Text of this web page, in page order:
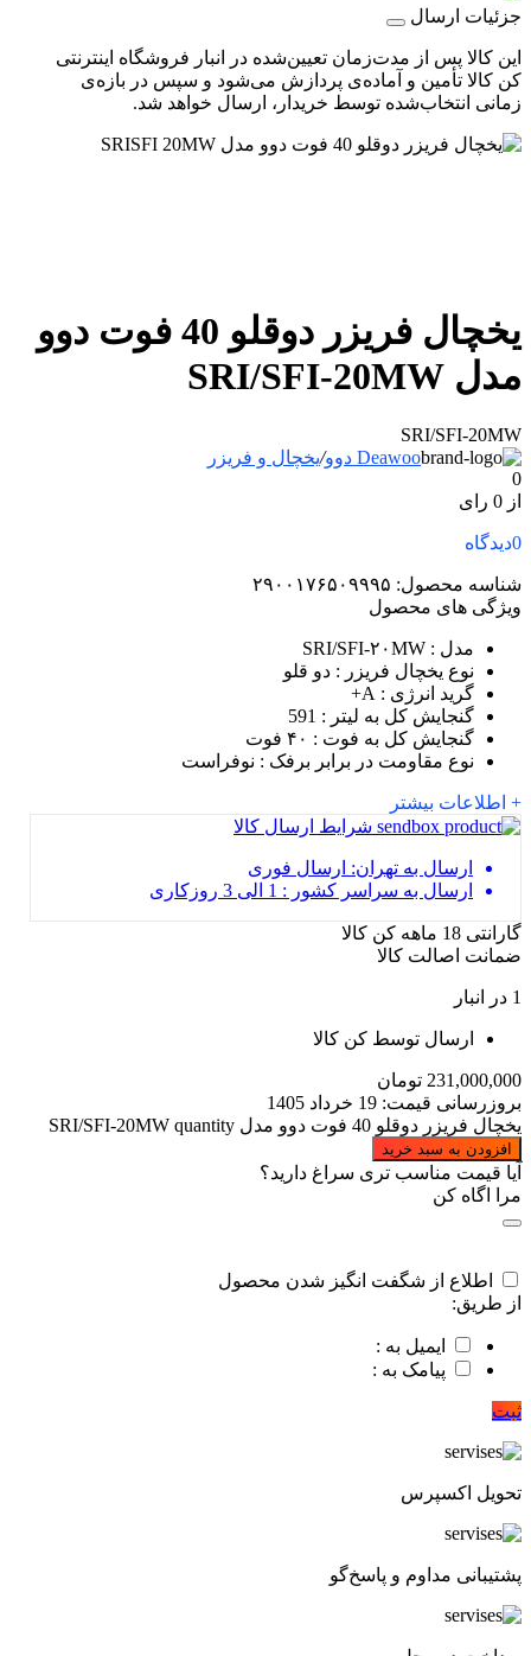
جزئیات ارسال
این کالا پس از مدت‌زمان تعیین‌شده در انبار فروشگاه اینترنتی
کن کالا تأمین و آماده‌ی پردازش می‌شود و سپس در بازه‌ی
زمانی انتخاب‌شده توسط خریدار، ارسال خواهد شد.
یخچال فریزر دوقلو 40 فوت دوو
مدل SRI/SFI-20MW
SRI/SFI-20MW
Deawoo دوو
/یخچال و فریزر
0
از 0 رای
0دیدگاه
شناسه محصول: ۲۹۰۰۱۷۶۵۰۹۹۹۵
ویژگی های محصول
مدل : SRI/SFI-۲۰MW
نوع یخچال فریزر : دو قلو
گرید انرژی : A+
گنجایش کل به لیتر : 591
گنجایش کل به فوت : ۴۰ فوت
نوع مقاومت در برابر برفک : نوفراست
+ اطلاعات بیشتر
شرایط ارسال کالا
ارسال به تهران: ارسال فوری
ارسال به سراسر کشور : 1 الی 3 روزکاری
گارانتی 18 ماهه کن کالا
ضمانت اصالت کالا
1 در انبار
ارسال توسط کن کالا
231,000,000 تومان
بروزرسانی قیمت: 19 خرداد 1405
یخچال فریزر دوقلو 40 فوت دوو مدل SRI/SFI-20MW quantity
افزودن به سبد خرید
آیا قیمت مناسب تری سراغ دارید؟
مرا اگاه کن
اطلاع از شگفت انگیز شدن محصول
از طریق:
ایمیل به :
پیامک به :
ثبت
تحویل اکسپرس
پشتیبانی مداوم و پاسخ‌گو